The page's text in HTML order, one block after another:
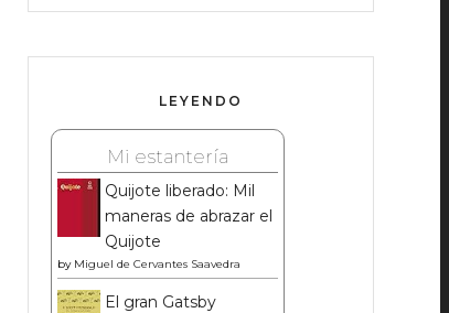
LEYENDO
Mi estantería
Quijote liberado: Mil
maneras de abrazar el
Quijote
by Miguel de Cervantes Saavedra
El gran Gatsby